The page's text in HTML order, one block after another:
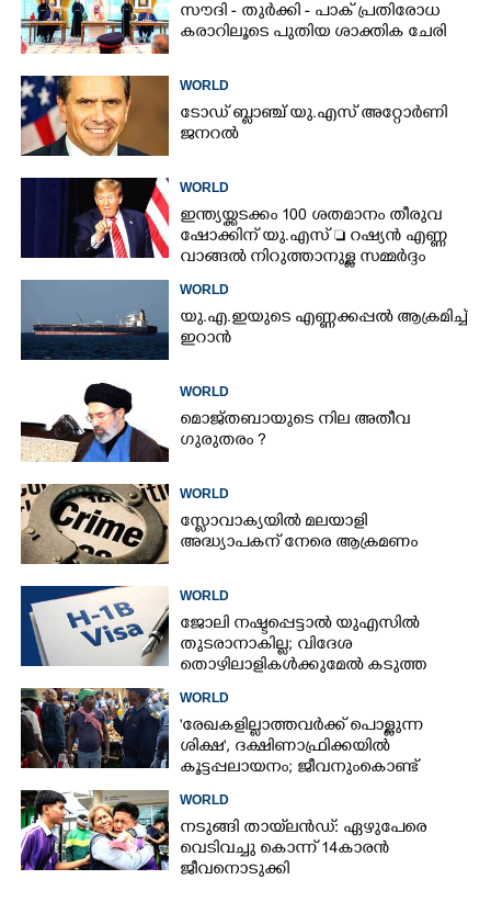
സൗദി - തുർക്കി - പാക് പ്രതിരോധ
കരാറിലൂടെ പുതിയ ശാക്തിക ചേരി
WORLD
ടോഡ് ബ്ലാഞ്ച് യു.എസ് അറ്റോർണി
ജനറൽ
WORLD
ഇന്ത്യയ്ക്കടക്കം 100 ശതമാനം തീരുവ
ഷോക്കിന് യു.എസ്  റഷ്യൻ എണ്ണ
വാങ്ങൽ നിറുത്താനുള്ള സമ്മർദ്ദം
WORLD
യു.എ.ഇയുടെ എണ്ണക്കപ്പൽ ആക്രമിച്ച്
ഇറാൻ
WORLD
മൊജ്തബായുടെ നില അതീവ
ഗുരുതരം ?
WORLD
സ്ലോവാക്യയിൽ മലയാളി
അദ്ധ്യാപകന് നേരെ ആക്രമണം
WORLD
ജോലി നഷ്ടപ്പെട്ടാൽ യുഎസിൽ
തുടരാനാകില്ല; വിദേശ
തൊഴിലാളികൾക്കുമേൽ കടുത്ത
WORLD
'രേഖകളില്ലാത്തവർക്ക് പൊള്ളുന്ന
ശിക്ഷ', ദക്ഷിണാഫ്രിക്കയിൽ
കൂട്ടപ്പലായനം; ജീവനുംകൊണ്ട്
പേർ
WORLD
നടുങ്ങി തായ്‌ലൻഡ്: ഏഴുപേരെ
വെടിവച്ചു കൊന്ന് 14കാരൻ
ജീവനൊടുക്കി